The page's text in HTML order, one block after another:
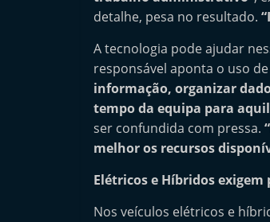
detalhe, pesa no resultado.
A tecnologia pode ajudar
responsável aponta o uso
informação, organizar
tempo da equipa para
ser confundida com pressa.
melhor os recursos
Elétricos e Híbridos exigem
Nos veículos elétricos e